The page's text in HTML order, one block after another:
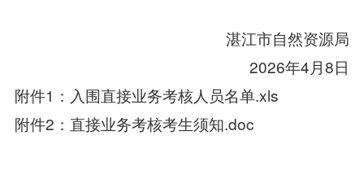
湛江市自然资源局
2026年4月8日
附件1：入围直接业务考核人员名单.xls
附件2：直接业务考核考生须知.doc